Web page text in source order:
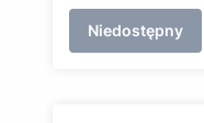
Niedostępny